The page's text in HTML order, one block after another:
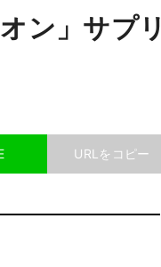
ン」サプリ
URLをコピー